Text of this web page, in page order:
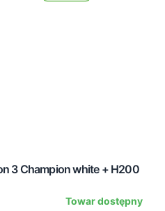
3 Champion white + H200
Towar dostępny